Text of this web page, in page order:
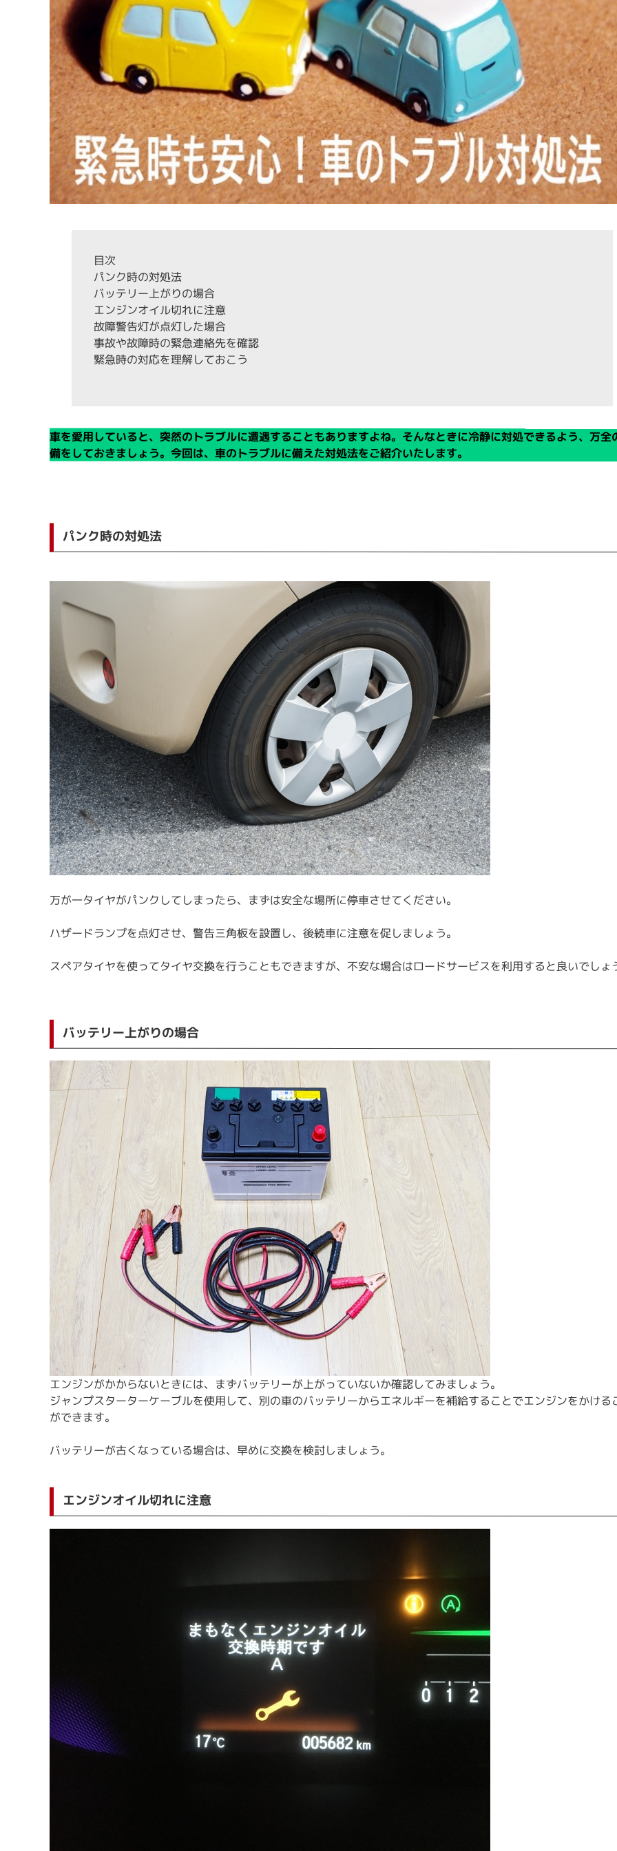
目次
パンク時の対処法
バッテリー上がりの場合
エンジンオイル切れに注意
故障警告灯が点灯した場合
事故や故障時の緊急連絡先を確認
緊急時の対応を理解しておこう
車を愛用していると、突然のトラブルに遭遇することもありますよね。そんなときに冷静に対処できるよう、万全
備をしておきましょう。今回は、車のトラブルに備えた対処法をご紹介いたします。
パンク時の対処法
万が一タイヤがパンクしてしまったら、まずは安全な場所に停車させてください。
ハザードランプを点灯させ、警告三角板を設置し、後続車に注意を促しましょう。
スペアタイヤを使ってタイヤ交換を行うこともできますが、不安な場合はロードサービスを利用すると良いでしょ
バッテリー上がりの場合
エンジンがかからないときには、まずバッテリーが上がっていないか確認してみましょう。
ジャンプスターターケーブルを使用して、別の車のバッテリーからエネルギーを補給することでエンジンをかける
ができます。
バッテリーが古くなっている場合は、早めに交換を検討しましょう。
エンジンオイル切れに注意